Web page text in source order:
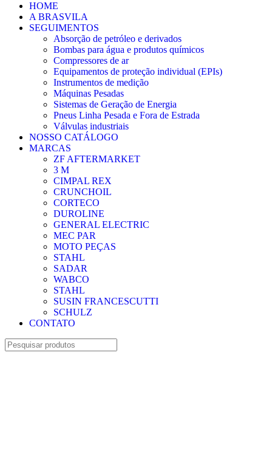
HOME
A BRASVILA
SEGUIMENTOS
Absorção de petróleo e derivados
Bombas para água e produtos químicos
Compressores de ar
Equipamentos de proteção individual (EPIs)
Instrumentos de medição
Máquinas Pesadas
Sistemas de Geração de Energia
Pneus Linha Pesada e Fora de Estrada
Válvulas industriais
NOSSO CATÁLOGO
MARCAS
ZF AFTERMARKET
3 M
CIMPAL REX
CRUNCHOIL
CORTECO
DUROLINE
GENERAL ELECTRIC
MEC PAR
MOTO PEÇAS
STAHL
SADAR
WABCO
STAHL
SUSIN FRANCESCUTTI
SCHULZ
CONTATO